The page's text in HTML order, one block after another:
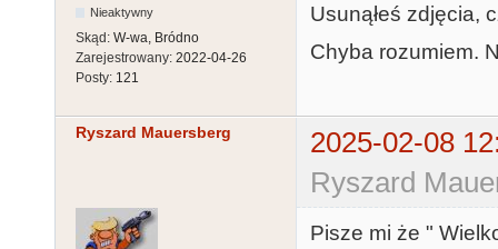
Nieaktywny
Skąd: W-wa, Bródno
Zarejestrowany: 2022-04-26
Posty: 121
Usunąłeś zdjęcia,
Chyba rozumiem.
Ryszard Mauersberg
2025-02-08
Ryszard
Pisze mi że "